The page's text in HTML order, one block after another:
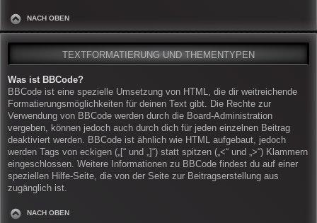
NACH OBEN
TEXTFORMATIERUNG UND THEMENTYPEN
Was ist BBCode?
BBCode ist eine spezielle Umsetzung von HTML, die dir weitreichende
Formatierungsmöglichkeiten für deinen Text gibt. Die Rechte zur
Verwendung von BBCode werden durch die Board-Administration
vergeben, können jedoch auch durch dich für jeden einzelnen Beitrag
deaktiviert werden. BBCode ist ähnlich wie HTML aufgebaut, jedoch
werden Tags von eckigen („[“ und „]“) statt spitzen („<“ und „>“) Klammern
eingeschlossen. Weitere Informationen zu BBCode findest du auf einer
speziellen Hilfe-Seite, die von der Seite zur Beitragserstellung aus
zugänglich ist.
NACH OBEN